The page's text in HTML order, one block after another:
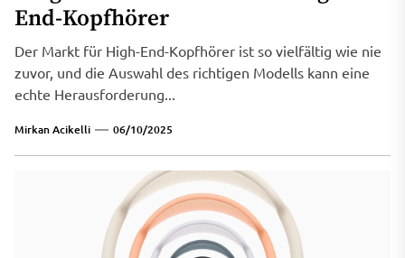
End-Kopfhörer
Der Markt für High-End-Kopfhörer ist so vielfältig wie nie
zuvor, und die Auswahl des richtigen Modells kann eine
echte Herausforderung...
Mirkan Acikelli 06/10/2025